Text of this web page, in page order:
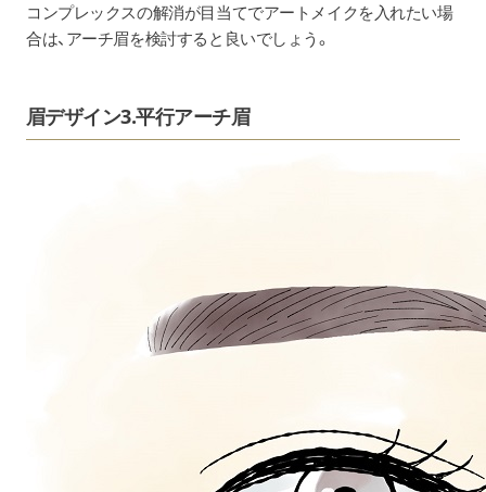
コンプレックスの解消が目当てでアートメイクを入れたい場
合は、アーチ眉を検討すると良いでしょう。
眉デザイン3.平行アーチ眉